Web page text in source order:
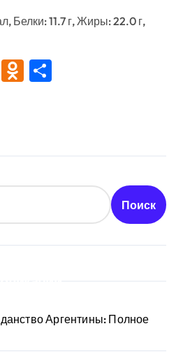
Белки: 11.7 г, Жиры: 22.0 г,
VK Odnoklassniki
Поиск
Аргентины: Полное